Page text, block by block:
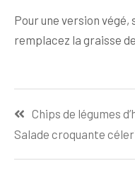
Pour une version
remplacez la graisse
Chips de légumes
Salade croquante